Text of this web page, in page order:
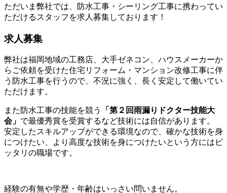
ただいま弊社では、防水工事・シーリング工事に携わってい
ただけるスタッフを求人募集しております！
求人募集
弊社は福岡地域の工務店、大手ゼネコン、ハウスメーカーか
らご依頼を受けた住宅リフォーム・マンション改修工事に伴
う防水工事を行うので、不況に強く、長く安定して働いてい
ただけます。
また防水工事の技能を競う
「第２回雨漏りドクター技能大
会」 で最優秀賞を受賞するなど技術には自信があります。
安定したスキルアップができる環境なので、確かな技術を身
につけたい、より高度な技術を身につけたいという方にはピ
ッタリの職場です。
経験の有無や学歴・年齢はいっさい問いません。